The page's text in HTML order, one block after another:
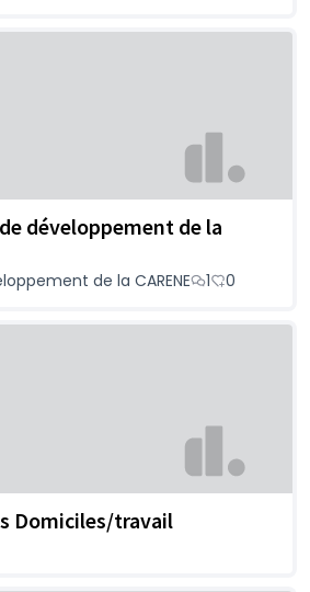
développement de la
de la CARENE 1 0
Domiciles/travail